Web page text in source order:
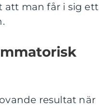
att man får i sig ett
resultat när